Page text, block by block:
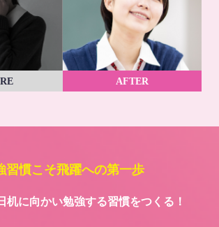
AFTER
習慣こそ飛躍への第一歩
机に向かい勉強する習慣をつくる！